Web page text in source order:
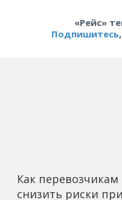
«Рейс»
Подпишитесь
Как
снизить риски